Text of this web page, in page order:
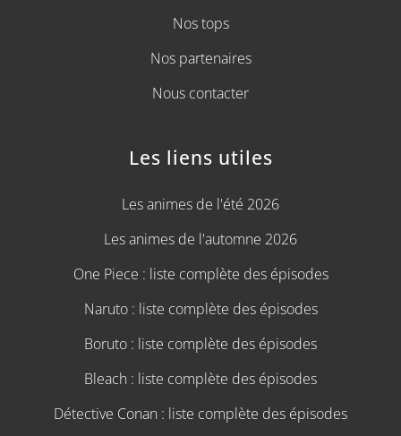
Nos tops
Nos partenaires
Nous contacter
Les liens utiles
Les animes de l'été 2026
Les animes de l'automne 2026
One Piece : liste complète des épisodes
Naruto : liste complète des épisodes
Boruto : liste complète des épisodes
Bleach : liste complète des épisodes
Détective Conan : liste complète des épisodes